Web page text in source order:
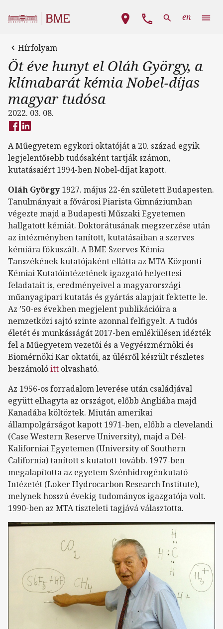
Fő navigáció
en
Hírfolyam
Öt éve hunyt el Oláh György, a
klímabarát kémia Nobel-díjas
magyar tudósa
2022. 03. 08.
A Műegyetem egykori oktatóját a 20. század egyik
legjelentősebb tudósaként tartják számon,
kutatásaiért 1994-ben Nobel-díjat kapott.
Oláh György1927. május 22-én született Budapesten.
Tanulmányait a fővárosi Piarista Gimnáziumban
végezte majd a Budapesti Műszaki Egyetemen
hallgatott kémiát. Doktorátusának megszerzése után
az intézményben tanított, kutatásaiban a szerves
kémiára fókuszált. A BME Szerves Kémia
Tanszékének kutatójaként ellátta az MTA Központi
Kémiai Kutatóintézetének igazgató helyettesi
feladatait is, eredményeivel a magyarországi
műanyagipari kutatás és gyártás alapjait fektette le.
Az ’50-es években megjelent publikációira a
nemzetközi sajtó szinte azonnal felfigyelt. A tudós
életét és munkásságát 2017-ben emlékülésen idézték
fel a Műegyetem vezetői és a Vegyészmérnöki és
Biomérnöki Kar oktatói, az ülésről készült részletes
beszámolóitt olvasható.
Az 1956-os forradalom leverése után családjával
együtt elhagyta az országot, előbb Angliába majd
Kanadába költöztek. Miután amerikai
állampolgárságot kapott 1971-ben, előbb a clevelandi
(Case Western Reserve University), majd a Dél-
Kaliforniai Egyetemen (University of Southern
California) tanított s kutatott tovább. 1977-ben
megalapította az egyetem Szénhidrogénkutató
Intézetét (Loker Hydrocarbon Research Institute),
melynek hosszú évekig tudományos igazgatója volt.
1990-ben az MTA tiszteleti tagjává választotta.